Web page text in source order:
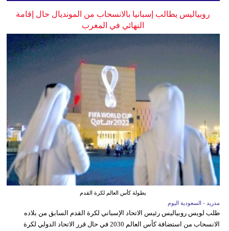
روبياليس يطالب إسبانيا بالانسحاب من المونديال حال إقامة
النهائي في المغرب
بطولة كأس العالم لكرة القدم
مدريد - السعودية اليوم
طلب لويس روبياليس رئيس الاتحاد الإسباني لكرة القدم السابق من بلاده
الانسحاب من استضافة كأس العالم 2030 في حال قرر الاتحاد الدولي لكرة